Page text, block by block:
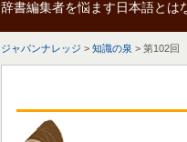
辞書編集者を悩ます日本語とは
ジャパンナレッジ > 知識の泉 > 第102回